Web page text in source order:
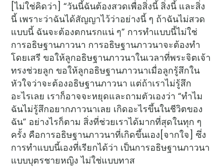
[ไม่ใช่คิดว่า] “วันนี้ฉันต้องสวดเพื่อสิ่งนี้ สิ่งนี้ และสิ่ง
นี้ เพราะว่าฉันได้สัญญาไว้ว่าอย่างนี้ ๆ ถ้าฉันไม่สวด
แบบนี้ ฉันจะต้องตกนรกแน่ ๆ” การทำแบบนี้ไม่ใช่
การอธิษฐานภาวนา การอธิษฐานภาวนาจะต้องทำ
โดยเสรี ขอให้ลูกอธิษฐานภาวนาในเวลาที่พระจิตเจ้า
ทรงช่วยลูก ขอให้ลูกอธิษฐานภาวนาเมื่อลูกรู้สึกใน
หัวใจว่าจะต้องอธิษฐานภาวนา แต่ถ้าเราไม่รู้สึก
อะไรเลย เราก็อาจจะหยุดและถามตัวเองว่า “ทำไม
ฉันไม่รู้สึกอยากภาวนาเลย เกิดอะไรขึ้นในชีวิตของ
ฉัน” อย่างไรก็ตาม สิ่งที่ช่วยเราได้มากที่สุดในทุก ๆ
ครั้ง คือการอธิษฐานภาวนาที่เกิดขึ้นเอง[จากใจ] ซึ่ง
การทำแบบนี้เองที่เรียกได้ว่า เป็นการอธิษฐานภาวนา
แบบบุตรชายหญิง ไม่ใช่แบบทาส